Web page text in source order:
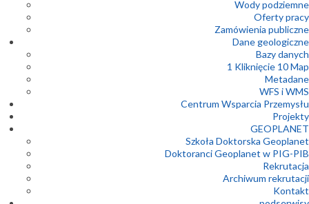
Wody podziemne
Oferty pracy
Zamówienia publiczne
Dane geologiczne
Bazy danych
1 Kliknięcie 10 Map
Metadane
WFS i WMS
Centrum Wsparcia Przemysłu
Projekty
GEOPLANET
Szkoła Doktorska Geoplanet
Doktoranci Geoplanet w PIG-PIB
Rekrutacja
Archiwum rekrutacji
Kontakt